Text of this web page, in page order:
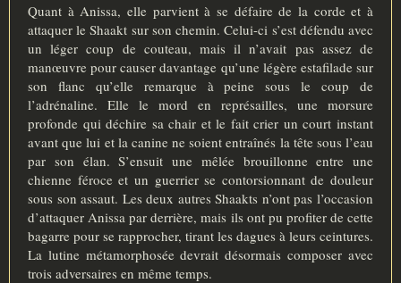
Quant à Anissa, elle parvient à se défaire de la corde et à
attaquer le Shaakt sur son chemin. Celui-ci s’est défendu avec
un léger coup de couteau, mais il n’avait pas assez de
manœuvre pour causer davantage qu’une légère estafilade sur
son flanc qu’elle remarque à peine sous le coup de
l’adrénaline. Elle le mord en représailles, une morsure
profonde qui déchire sa chair et le fait crier un court instant
avant que lui et la canine ne soient entraînés la tête sous l’eau
par son élan. S’ensuit une mêlée brouillonne entre une
chienne féroce et un guerrier se contorsionnant de douleur
sous son assaut. Les deux autres Shaakts n’ont pas l’occasion
d’attaquer Anissa par derrière, mais ils ont pu profiter de cette
bagarre pour se rapprocher, tirant les dagues à leurs ceintures.
La lutine métamorphosée devrait désormais composer avec
trois adversaires en même temps.